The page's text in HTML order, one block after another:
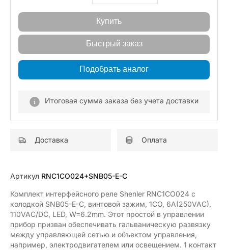
Купить
Быстрый заказ
Подобрать аналог
Итоговая сумма заказа без учета доставки
Доставка Оплата
Артикул RNC1CO024+SNB05-E-C
Комплект интерфейсного реле Shenler RNC1CO024 с
колодкой SNB05-E-C, винтовой зажим, 1CO, 6A(250VAC),
110VAC/DC, LED, W=6.2mm. Этот простой в управлении
прибор призван обеспечивать гальваническую развязку
между управляющей сетью и объектом управления,
например, электродвигателем или освещением. 1 контакт